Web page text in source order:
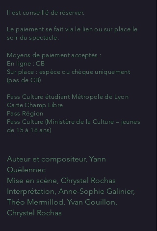
Il est conseillé de réserver.
Le paiement se fait via le lien ou sur place le
soir du spectacle.
Moyens de paiement acceptés :
En ligne : CB
Sur place : espèce ou chèque uniquement
(pas de CB)
Pass Culture étudiant Métropole de Lyon
Carte Champ Libre
Pass Région
Pass Culture (Ministère de la Culture – jeunes
de 15 à 18 ans)
Auteur et compositeur, Yann
Quélennec
Mise en scène, Chrystel Rochas
Interprétation, Anne-Sophie Galinier,
Théo Mermillod, Yvan Gouillon,
Chrystel Rochas